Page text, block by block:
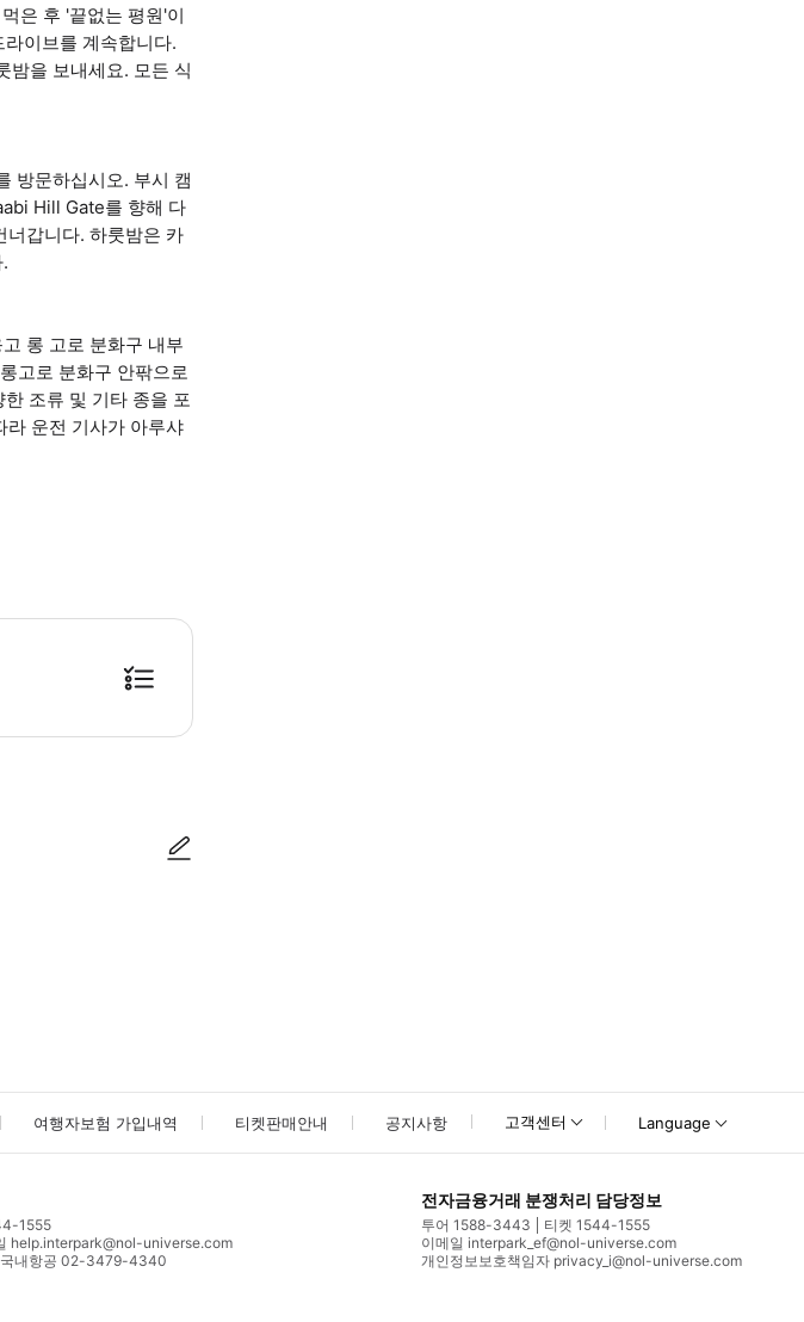
은 후 '끝없는 평원'이
이브를 계속합니다.
밤을 보내세요. 모든 식
방문하십시오. 부시 캠
Hill Gate를 향해 다
너갑니다. 하룻밤은 카
롱 고로 분화구 내부
고로 분화구 안팎으로
조류 및 기타 종을 포
라 운전 기사가 아루샤
제(예: PesaPal)로 할 수 있습니다. 이 절차를 위해 은행 정보를 제공해야 합니다. - 출발일 30일~35일 전: 총
여행자보험 가입내역 티켓판매안내 공지사항 고객센터 Language
1555
help.interpark@nol-universe.com
국내항공 02-3479-4340
전자금융거래 분쟁처리 담당정보
투어 1588-3443
티켓 1544-1555
이메일 interpark_ef@nol-universe.com
개인정보보호책임자 privacy_i@nol-universe.com